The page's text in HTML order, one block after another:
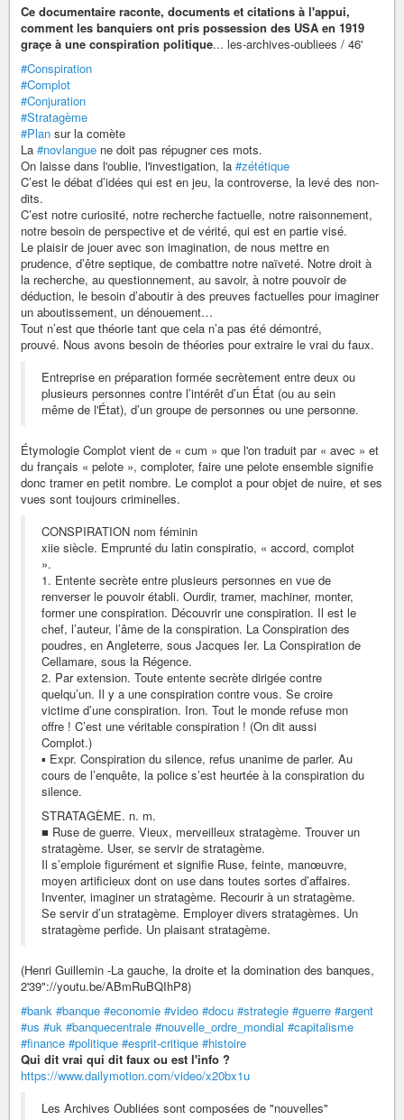
Ce documentaire raconte, documents et citations à l'appui,
comment les banquiers ont pris possession des USA en 1919
graçe à une conspiration politique... les-archives-oubliees / 46'
#Conspiration
#Complot
#Conjuration
#Stratagème
#Plan sur la comète
La #novlangue ne doit pas répugner ces mots.
On laisse dans l'oublie, l'investigation, la #zététique
C’est le débat d’idées qui est en jeu, la controverse, la levé des non-
dits.
C’est notre curiosité, notre recherche factuelle, notre raisonnement,
notre besoin de perspective et de vérité, qui est en partie visé.
Le plaisir de jouer avec son imagination, de nous mettre en
prudence, d’être septique, de combattre notre naïveté. Notre droit à
la recherche, au questionnement, au savoir, à notre pouvoir de
déduction, le besoin d’aboutir à des preuves factuelles pour imaginer
un aboutissement, un dénouement…
Tout n’est que théorie tant que cela n’a pas été démontré,
prouvé. Nous avons besoin de théories pour extraire le vrai du faux.
Entreprise en préparation formée secrètement entre deux ou
plusieurs personnes contre l’intérêt d’un État (ou au sein
même de l'État), d’un groupe de personnes ou une personne.
Étymologie Complot vient de « cum » que l'on traduit par « avec » et
du français « pelote », comploter, faire une pelote ensemble signifie
donc tramer en petit nombre. Le complot a pour objet de nuire, et ses
vues sont toujours criminelles.
CONSPIRATION nom féminin
xiie siècle. Emprunté du latin conspiratio, « accord, complot
».
1. Entente secrète entre plusieurs personnes en vue de
renverser le pouvoir établi. Ourdir, tramer, machiner, monter,
former une conspiration. Découvrir une conspiration. Il est le
chef, l’auteur, l’âme de la conspiration. La Conspiration des
poudres, en Angleterre, sous Jacques Ier. La Conspiration de
Cellamare, sous la Régence.
2. Par extension. Toute entente secrète dirigée contre
quelqu’un. Il y a une conspiration contre vous. Se croire
victime d’une conspiration. Iron. Tout le monde refuse mon
offre ! C’est une véritable conspiration ! (On dit aussi
Complot.)
▪ Expr. Conspiration du silence, refus unanime de parler. Au
cours de l’enquête, la police s’est heurtée à la conspiration du
silence.
STRATAGÈME. n. m.
■ Ruse de guerre. Vieux, merveilleux stratagème. Trouver un
stratagème. User, se servir de stratagème.
Il s’emploie figurément et signifie Ruse, feinte, manœuvre,
moyen artificieux dont on use dans toutes sortes d’affaires.
Inventer, imaginer un stratagème. Recourir à un stratagème.
Se servir d’un stratagème. Employer divers stratagèmes. Un
stratagème perfide. Un plaisant stratagème.
(Henri Guillemin -La gauche, la droite et la domination des banques,
2'39"://youtu.be/ABmRuBQIhP8)
#bank #banque #economie #video #docu #strategie #guerre #argent
#us #uk #banquecentrale #nouvelle_ordre_mondial #capitalisme
#finance #politique #esprit-critique #histoire
Qui dit vrai qui dit faux ou est l'info ?
https://www.dailymotion.com/video/x20bx1u
Les Archives Oubliées sont composées de "nouvelles"